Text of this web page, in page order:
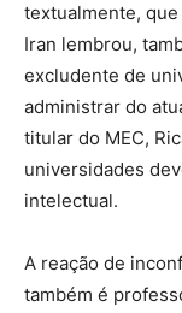
textualmente,
Iran lembrou,
excludente de
administrar do
titular do MEC,
universidades
intelectual.
A reação de
também é